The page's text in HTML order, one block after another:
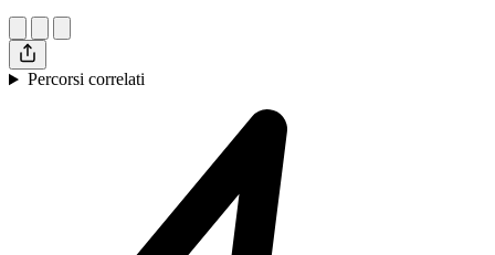
Percorsi correlati